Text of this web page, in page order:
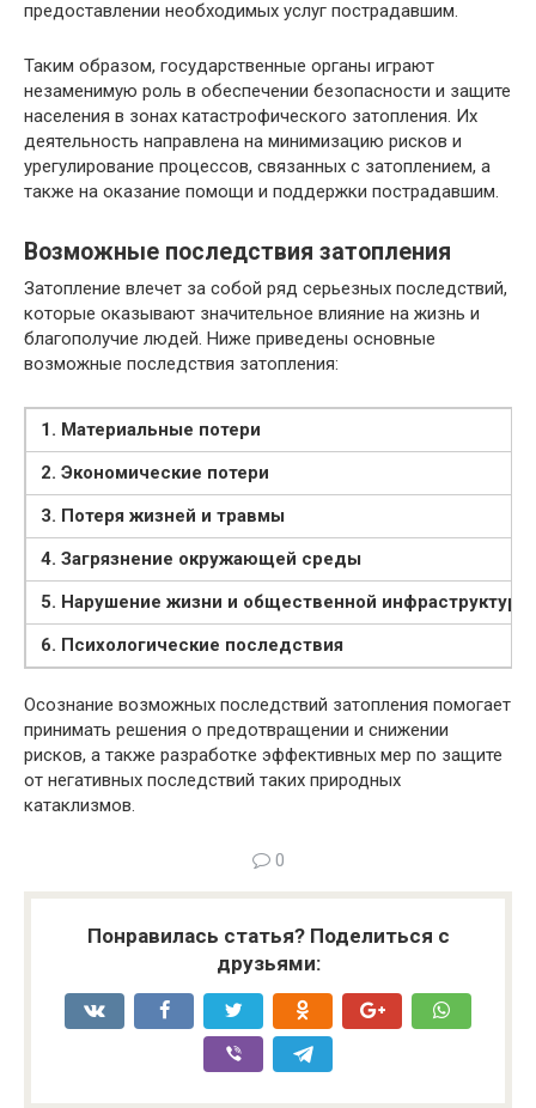
предоставлении необходимых услуг пострадавшим.
Таким образом, государственные органы играют
незаменимую роль в обеспечении безопасности и защите
населения в зонах катастрофического затопления. Их
деятельность направлена на минимизацию рисков и
урегулирование процессов, связанных с затоплением, а
также на оказание помощи и поддержки пострадавшим.
Возможные последствия затопления
Затопление влечет за собой ряд серьезных последствий,
которые оказывают значительное влияние на жизнь и
благополучие людей. Ниже приведены основные
возможные последствия затопления:
1. Материальные потери
2. Экономические потери
3. Потеря жизней и травмы
4. Загрязнение окружающей среды
5. Нарушение жизни и общественной инфраструктуры
6. Психологические последствия
Осознание возможных последствий затопления помогает
принимать решения о предотвращении и снижении
рисков, а также разработке эффективных мер по защите
от негативных последствий таких природных
катаклизмов.
0
Понравилась статья? Поделиться с
друзьями: